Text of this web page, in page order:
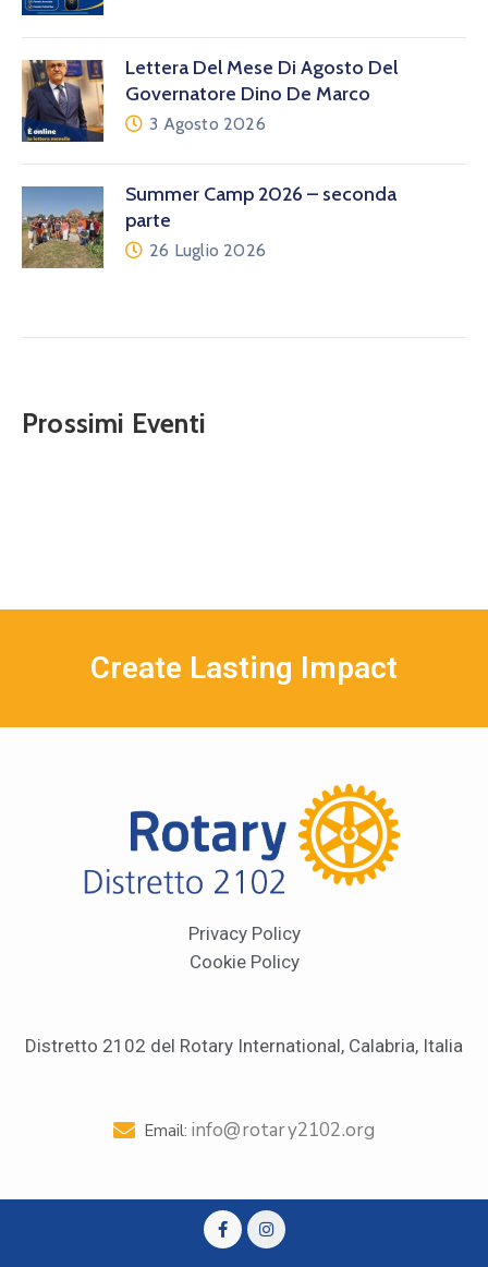
Lettera Del Mese Di Agosto Del
Governatore Dino De Marco
3 Agosto 2026
Summer Camp 2026 – seconda
parte
26 Luglio 2026
Prossimi Eventi
Create Lasting Impact
Privacy Policy
Cookie Policy
Distretto 2102 del Rotary International, Calabria, Italia
Email: info@rotary2102.org